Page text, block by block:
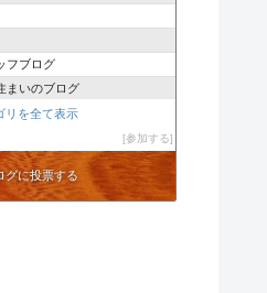
フブログ
いのブログ
ー
リを全て表示
参加する
グに投票する